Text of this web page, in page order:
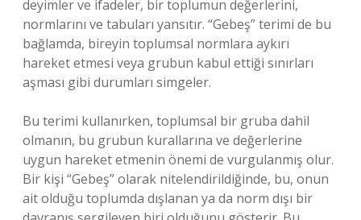
deyimler ve ifadeler, bir toplumun değerlerini,
normlarını ve tabuları yansıtır. “Gebeş” terimi de bu
bağlamda, bireyin toplumsal normlara aykırı
hareket etmesi veya grubun kabul ettiği sınırları
aşması gibi durumları simgeler.
Bu terimi kullanırken, toplumsal bir gruba dahil
olmanın, bu grubun kurallarına ve değerlerine
uygun hareket etmenin önemi de vurgulanmış olur.
Bir kişi “Gebeş” olarak nitelendirildiğinde, bu, onun
ait olduğu toplumda dışlanan ya da norm dışı bir